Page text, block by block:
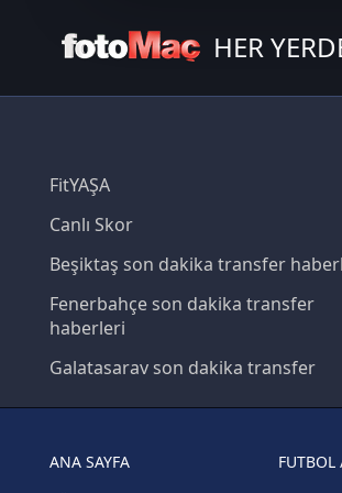
çerezler vasıtasıyla çeşitli
amacıyla kullanılmaktadır.
reklam/pazarlama
6698 sayılı Kişisel Verilerin
mevzuata uygun olarak
HER
FitYAŞA
Canlı Skor
Beşiktaş son dakika transfer
Fenerbahçe son dakika transfer
haberleri
Galatasaray son dakika transfer
haberleri
ANA SAYFA
FUTBOL